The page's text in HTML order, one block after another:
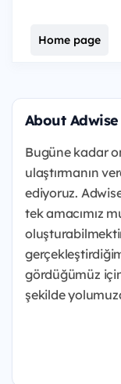
Home page
About
Bugüne kadar
ulaştırmanın
ediyoruz.
tek amacımız
gördüğümüz
şekilde